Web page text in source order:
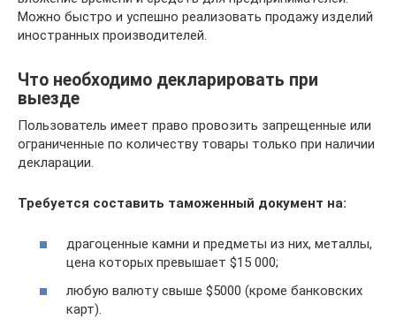
Можно быстро и успешно реализовать продажу изделий
иностранных производителей.
Что необходимо декларировать при
выезде
Пользователь имеет право провозить запрещенные или
ограниченные по количеству товары только при наличии
декларации.
Требуется составить таможенный документ на:
драгоценные камни и предметы из них, металлы,
цена которых превышает $15 000;
любую валюту свыше $5000 (кроме банковских
карт).